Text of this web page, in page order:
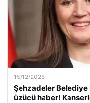
15/12/2025
Şehzadeler Belediye
üzücü haber!